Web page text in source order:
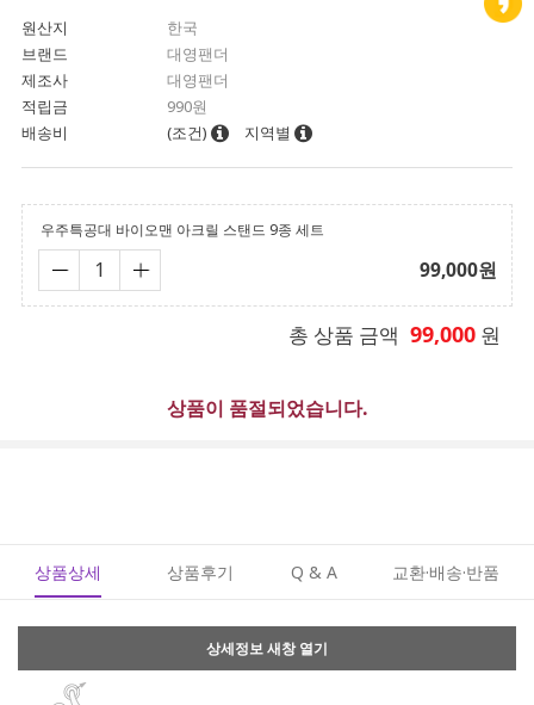
원산지
한국
브랜드
대영팬더
제조사
대영팬더
적립금
990원
배송비
(조건) 지역별
우주특공대 바이오맨 아크릴 스탠드 9종 세트
99,000원
총 상품 금액 99,000 원
상품이 품절되었습니다.
상품상세 상품후기 Q & A 교환·배송·반품
상세정보 새창 열기